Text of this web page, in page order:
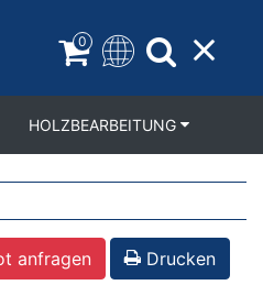
0
HOLZBEARBEITUNG
anfragen Drucken